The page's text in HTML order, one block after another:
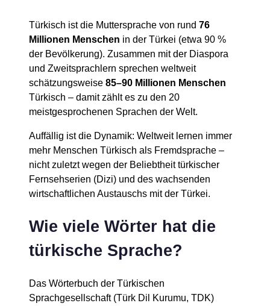
Türkisch ist die Muttersprache von rund 76
Millionen Menschen in der Türkei (etwa 90 %
der Bevölkerung). Zusammen mit der Diaspora
und Zweitsprachlern sprechen weltweit
schätzungsweise 85–90 Millionen Menschen
Türkisch – damit zählt es zu den 20
meistgesprochenen Sprachen der Welt.
Auffällig ist die Dynamik: Weltweit lernen immer
mehr Menschen Türkisch als Fremdsprache –
nicht zuletzt wegen der Beliebtheit türkischer
Fernsehserien (Dizi) und des wachsenden
wirtschaftlichen Austauschs mit der Türkei.
Wie viele Wörter hat die
türkische Sprache?
Das Wörterbuch der Türkischen
Sprachgesellschaft (Türk Dil Kurumu, TDK)